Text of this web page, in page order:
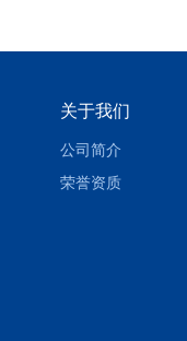
关于我们
公司简介
荣誉资质